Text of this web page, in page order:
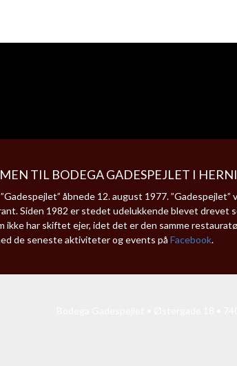
TIL BODEGA GADESPEJLET I
åbnede 12. august 1977.
Siden 1982 er stedet udelukkende blevet
ikke har skiftet ejer, idet det er den samme
de seneste aktiviteter og events på Facebook.